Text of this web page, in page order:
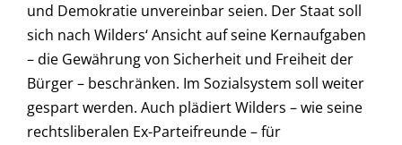
und Demokratie unvereinbar seien. Der Staat soll
sich nach Wilders‘ Ansicht auf seine Kernaufgaben
– die Gewährung von Sicherheit und Freiheit der
Bürger – beschränken. Im Sozialsystem soll weiter
gespart werden. Auch plädiert Wilders – wie seine
rechtsliberalen Ex-Parteifreunde – für